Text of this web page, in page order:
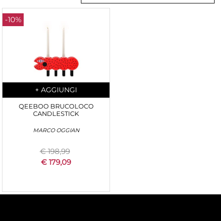
-10%
Quantità
+ AGGIUNGI
QEEBOO BRUCOLOCO
CANDLESTICK
MARCO OGGIAN
€ 198,99
€ 179,09